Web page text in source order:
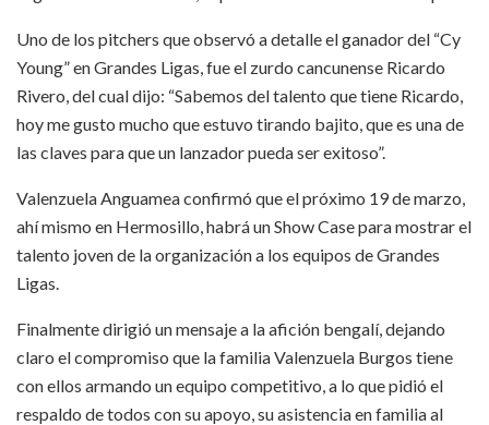
Uno de los pitchers que observó a detalle el ganador del “Cy
Young” en Grandes Ligas, fue el zurdo cancunense Ricardo
Rivero, del cual dijo: “Sabemos del talento que tiene Ricardo,
hoy me gusto mucho que estuvo tirando bajito, que es una de
las claves para que un lanzador pueda ser exitoso”.
Valenzuela Anguamea confirmó que el próximo 19 de marzo,
ahí mismo en Hermosillo, habrá un Show Case para mostrar el
talento joven de la organización a los equipos de Grandes
Ligas.
Finalmente dirigió un mensaje a la afición bengalí, dejando
claro el compromiso que la familia Valenzuela Burgos tiene
con ellos armando un equipo competitivo, a lo que pidió el
respaldo de todos con su apoyo, su asistencia en familia al